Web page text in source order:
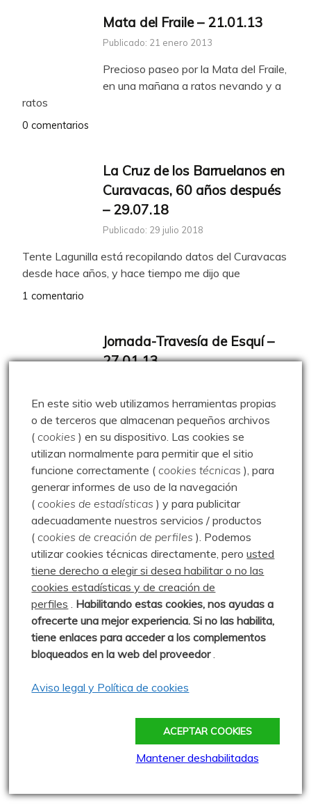
Mata del Fraile – 21.01.13
Publicado: 21 enero 2013
Precioso paseo por la Mata del Fraile,
en una mañana a ratos nevando y a
ratos
0 comentarios
La Cruz de los Barruelanos en
Curavacas, 60 años después
– 29.07.18
Publicado: 29 julio 2018
Tente Lagunilla está recopilando datos del Curavacas
desde hace años, y hace tiempo me dijo que
1 comentario
Jornada-Travesía de Esquí –
27.01.13
IV edición de la Jornada – Travesía de
Esquí, organizada por el Club de Montaña La
2 comments
Paseo a Mostajuelo –
21.06.26
Publicado: 21 junio 2026
Paseo hasta el chozo de Mostajuelo
desde Brañosera, con regreso por Canal. Dejamos el
coche junto
0 comentarios
Paseo a Camportillo –
18.03.23
Paseo suave desde el Cielo Abierto a
Camportillo, en un día que amenazaba agua, pero se
En este sitio web utilizamos herramientas propias
o de terceros que almacenan pequeños archivos
(cookies ) en su dispositivo. Las cookies se
utilizan normalmente para permitir que el sitio
funcione correctamente (cookies técnicas ), para
generar informes de uso de la navegación
(cookies de estadísticas ) y para publicitar
adecuadamente nuestros servicios / productos
(cookies de creación de perfiles ). Podemos
utilizar cookies técnicas directamente, perousted
tiene derecho a elegir si desea habilitar o no las
cookies estadísticas y de creación de
perfiles . Habilitando estas cookies, nos ayudas a
ofrecerte una mejor experiencia. Si no las habilita,
tiene enlaces para acceder a los complementos
bloqueados en la web del proveedor.
Aviso legal y Política de cookies
ACEPTAR COOKIES
Mantener deshabilitadas